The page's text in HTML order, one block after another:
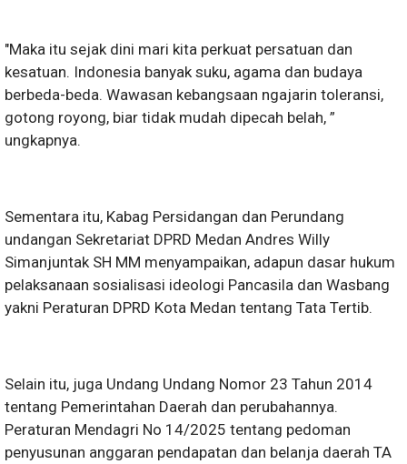
"Maka itu sejak dini mari kita perkuat persatuan dan
kesatuan. Indonesia banyak suku, agama dan budaya
berbeda-beda. Wawasan kebangsaan ngajarin toleransi,
gotong royong, biar tidak mudah dipecah belah, ”
ungkapnya.
Sementara itu, Kabag Persidangan dan Perundang
undangan Sekretariat DPRD Medan Andres Willy
Simanjuntak SH MM menyampaikan, adapun dasar hukum
pelaksanaan sosialisasi ideologi Pancasila dan Wasbang
yakni Peraturan DPRD Kota Medan tentang Tata Tertib.
Selain itu, juga Undang Undang Nomor 23 Tahun 2014
tentang Pemerintahan Daerah dan perubahannya.
Peraturan Mendagri No 14/2025 tentang pedoman
penyusunan anggaran pendapatan dan belanja daerah TA